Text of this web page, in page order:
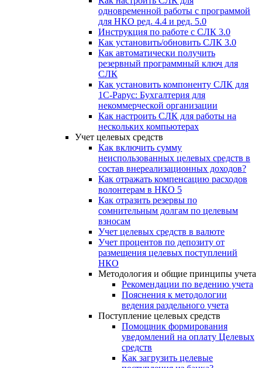
одновременной работы с программой
для НКО ред. 4.4 и ред. 5.0
Инструкция по работе с СЛК 3.0
Как установить/обновить СЛК 3.0
Как автоматически получить
резервный программный ключ для
СЛК
Как установить компоненту СЛК для
1С-Рарус: Бухгалтерия для
некоммерческой организации
Как настроить СЛК для работы на
нескольких компьютерах
Учет целевых средств
Как включить сумму
неиспользованных целевых средств в
состав внереализационных доходов?
Как отражать компенсацию расходов
волонтерам в НКО 5
Как отразить резервы по
сомнительным долгам по целевым
взносам
Учет целевых средств в валюте
Учет процентов по депозиту от
размещения целевых поступлений
НКО
Методология и общие принципы учета
Рекомендации по ведению учета
Пояснения к методологии
ведения раздельного учета
Поступление целевых средств
Помощник формирования
уведомлений на оплату Целевых
средств
Как загрузить целевые